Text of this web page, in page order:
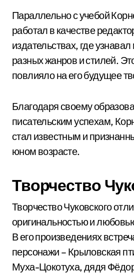
Параллельно с учебой
работал в качестве
издательствах, где
разных жанров и стилей.
повлияло на его будущее
Благодаря своему
писательским успехам,
стал известным и
юном возрасте.
Творчество
Творчество Чуковского
оригинальностью и
В его произведениях
персонажи – Крыловская
Муха-Цокотуха, дядя